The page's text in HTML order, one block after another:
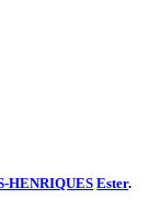
HENRIQUES Ester.